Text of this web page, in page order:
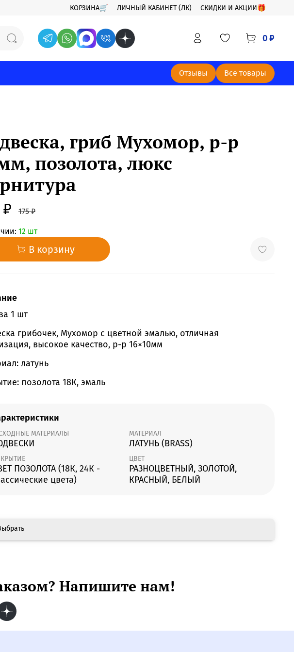
КОРЗИНА🛒 ЛИЧНЫЙ КАБИНЕТ (ЛК) СКИДКИ И АКЦИИ🎁
0 ₽
Отзывы Все товары
гриб Мухомор, р-р
позолота, люкс
₽ 175 ₽
12 шт
В корзину
1 шт
грибочек, Мухомор с цветной эмалью, отличная
высокое качество, р-р 16×10мм
латунь
позолота 18К, эмаль
МАТЕРИАЛЫ МАТЕРИАЛ
ЛАТУНЬ (BRASS)
ПОЗОЛОТА (18К, 24К -
цвета)
ЦВЕТ
РАЗНОЦВЕТНЫЙ, ЗОЛОТОЙ,
КРАСНЫЙ, БЕЛЫЙ
Напишите нам!